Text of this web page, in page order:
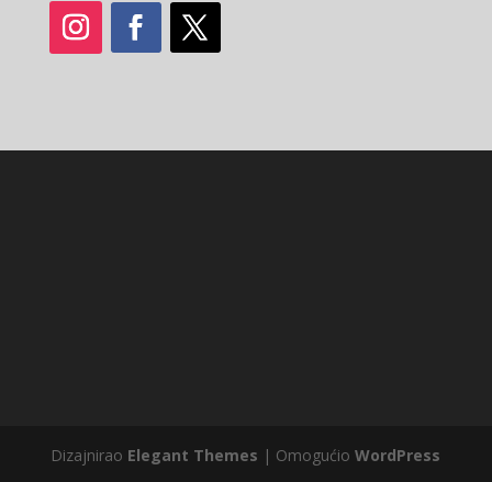
Dizajnirao Elegant Themes | OmogućioWordPress